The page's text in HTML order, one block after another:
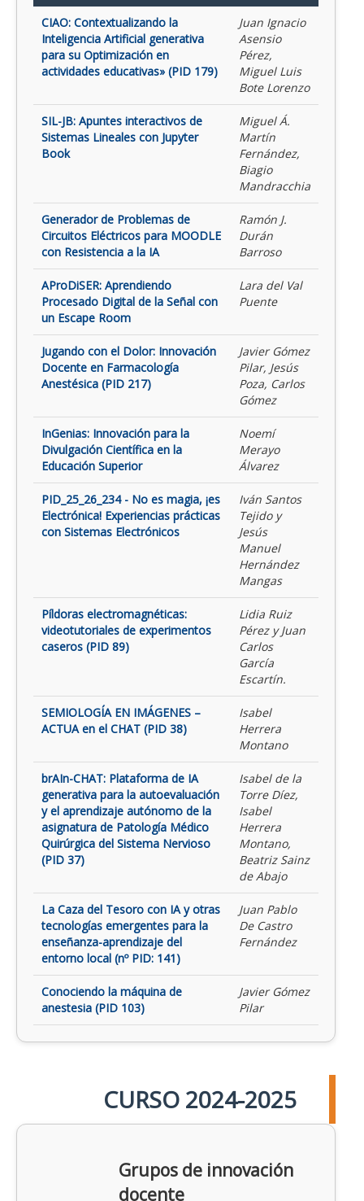
CIAO: Contextualizando la
Inteligencia Artificial generativa
para su Optimización en
actividades educativas» (PID 179)
Juan Ignacio
Asensio
Pérez,
Miguel Luis
Bote Lorenzo
SIL-JB: Apuntes interactivos de
Sistemas Lineales con Jupyter
Book
Miguel Á.
Martín
Fernández,
Biagio
Mandracchia
Generador de Problemas de
Circuitos Eléctricos para MOODLE
con Resistencia a la IA
Ramón J.
Durán
Barroso
AProDiSER: Aprendiendo
Procesado Digital de la Señal con
un Escape Room
Lara del Val
Puente
Jugando con el Dolor: Innovación
Docente en Farmacología
Anestésica (PID 217)
Javier Gómez
Pilar, Jesús
Poza, Carlos
Gómez
InGenias: Innovación para la
Divulgación Científica en la
Educación Superior
Noemí
Merayo
Álvarez
PID_25_26_234 - No es magia, ¡es
Electrónica! Experiencias prácticas
con Sistemas Electrónicos
Iván Santos
Tejido y
Jesús
Manuel
Hernández
Mangas
Píldoras electromagnéticas:
videotutoriales de experimentos
caseros (PID 89)
Lidia Ruiz
Pérez y Juan
Carlos
García
Escartín.
SEMIOLOGÍA EN IMÁGENES –
ACTUA en el CHAT (PID 38)
Isabel
Herrera
Montano
brAIn-CHAT: Plataforma de IA
generativa para la autoevaluación
y el aprendizaje autónomo de la
asignatura de Patología Médico
Quirúrgica del Sistema Nervioso
(PID 37)
Isabel de la
Torre Díez,
Isabel
Herrera
Montano,
Beatriz Sainz
de Abajo
La Caza del Tesoro con IA y otras
tecnologías emergentes para la
enseñanza-aprendizaje del
entorno local (nº PID: 141)
Juan Pablo
De Castro
Fernández
Conociendo la máquina de
anestesia (PID 103)
Javier Gómez
Pilar
CURSO 2024-2025
Grupos de innovación
docente